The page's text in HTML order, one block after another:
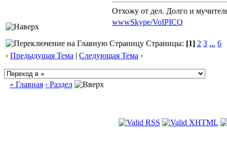
Отхожу от дел. Долго и
wwwSkype/VoIPICQ
Страницы: [1] 2 3 ... 6
‹ Предыдущая Тема | Следующая Тема ›
« Главная ‹ Раздел